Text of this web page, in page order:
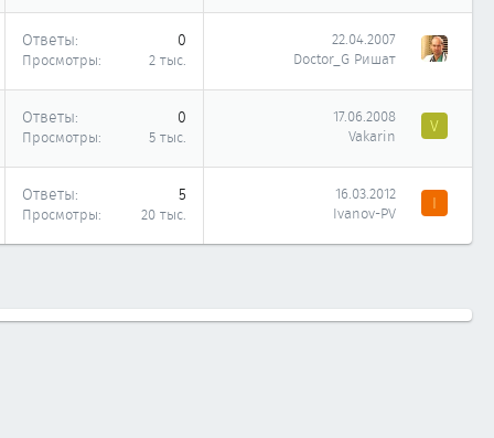
Ответы 0
Просмотры 2 тыс.
22.04.2007
Doctor_G Ришат
Ответы 0
Просмотры 5 тыс.
17.06.2008
Vakarin
V
Ответы 5
Просмотры 20 тыс.
16.03.2012
Ivanov-PV
I